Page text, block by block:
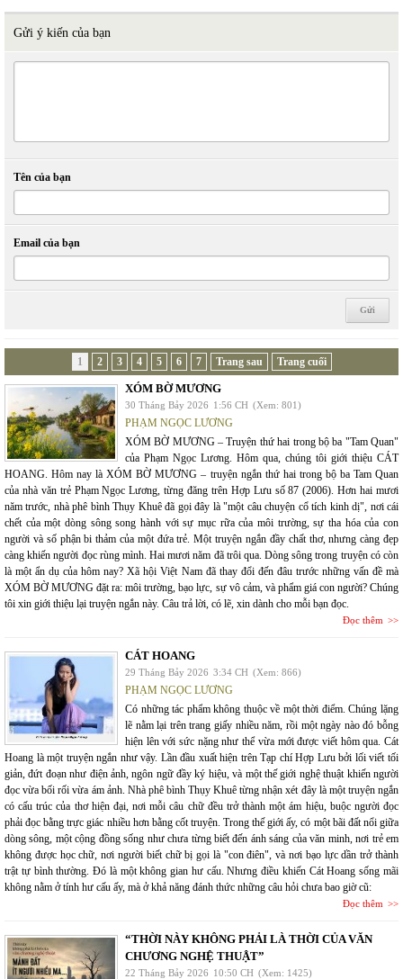
Gửi ý kiến của bạn
Tên của bạn
Email của bạn
1 2 3 4 5 6 7 Trang sau Trang cuối
XÓM BỜ MƯƠNG
30 Tháng Bảy 2026 1:56 CH (Xem: 801)
PHẠM NGỌC LƯƠNG
XÓM BỜ MƯƠNG – Truyện thứ hai trong bộ ba "Tam Quan"
của Phạm Ngọc Lương. Hôm qua, chúng tôi giới thiệu CÁT
HOANG. Hôm nay là XÓM BỜ MƯƠNG – truyện ngắn thứ hai trong bộ ba Tam Quan
của nhà văn trẻ Phạm Ngọc Lương, từng đăng trên Hợp Lưu số 87 (2006). Hơn hai mươi
năm trước, nhà phê bình Thụy Khuê đã gọi đây là "một câu chuyện cổ tích kinh dị", nơi cái
chết của một dòng sông song hành với sự mục rữa của môi trường, sự tha hóa của con
người và số phận bi thảm của một đứa trẻ. Một truyện ngắn đầy chất thơ, nhưng càng đẹp
càng khiến người đọc rùng mình. Hai mươi năm đã trôi qua. Dòng sông trong truyện có còn
là một ẩn dụ của hôm nay? Xã hội Việt Nam đã thay đổi đến đâu trước những vấn đề mà
XÓM BỜ MƯƠNG đặt ra: môi trường, bạo lực, sự vô cảm, và phẩm giá con người? Chúng
tôi xin giới thiệu lại truyện ngắn này. Câu trả lời, có lẽ, xin dành cho mỗi bạn đọc.
Đọc thêm
CÁT HOANG
29 Tháng Bảy 2026 3:34 CH (Xem: 866)
PHẠM NGỌC LƯƠNG
Có những tác phẩm không thuộc về một thời điểm. Chúng lặng
lẽ nằm lại trên trang giấy nhiều năm, rồi một ngày nào đó bỗng
hiện lên với sức nặng như thể vừa mới được viết hôm qua. Cát
Hoang là một truyện ngắn như vậy. Lần đầu xuất hiện trên Tạp chí Hợp Lưu bởi lối viết tối
giản, đứt đoạn như điện ảnh, ngôn ngữ đầy ký hiệu, và một thế giới nghệ thuật khiến người
đọc vừa bối rối vừa ám ảnh. Nhà phê bình Thụy Khuê từng nhận xét đây là một truyện ngắn
có cấu trúc của thơ hiện đại, nơi mỗi câu chữ đều trở thành một ám hiệu, buộc người đọc
phải đọc bằng trực giác nhiều hơn bằng cốt truyện. Trong thế giới ấy, có một bãi đất nổi giữa
dòng sông, một cộng đồng sống như chưa từng biết đến ánh sáng của văn minh, nơi trẻ em
không được học chữ, nơi người biết chữ bị gọi là "con điên", và nơi bạo lực dần trở thành
trật tự bình thường. Đó là một không gian hư cấu. Nhưng điều khiến Cát Hoang sống mãi
không nằm ở tính hư cấu ấy, mà ở khả năng đánh thức những câu hỏi chưa bao giờ cũ:
Đọc thêm
“THỜI NÀY KHÔNG PHẢI LÀ THỜI CỦA VĂN
CHƯƠNG NGHỆ THUẬT”
22 Tháng Bảy 2026 10:50 CH (Xem: 1425)